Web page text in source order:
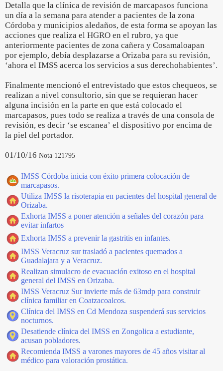
Detalla que la clínica de revisión de marcapasos funciona
un día a la semana para atender a pacientes de la zona
Córdoba y municipios aledaños, de esta forma se apoyan las
acciones que realiza el HGRO en el rubro, ya que
anteriormente pacientes de zona cañera y Cosamaloapan
por ejemplo, debía desplazarse a Orizaba para su revisión,
‘ahora el IMSS acerca los servicios a sus derechohabientes’.
Finalmente mencionó el entrevistado que estos chequeos, se
realizan a nivel consultorio, sin que se requieran hacer
alguna incisión en la parte en que está colocado el
marcapasos, pues todo se realiza a través de una consola de
revisión, es decir ‘se escanea’ el dispositivo por encima de
la piel del portador.
01/10/16 Nota 121795
IMSS Córdoba inicia con éxito primera colocación de
marcapasos.
Utiliza IMSS la risoterapia en pacientes del hospital general de
Orizaba.
Exhorta IMSS a poner atención a señales del corazón para
evitar infartos
Exhorta IMSS a prevenir la gastritis en infantes.
IMSS Veracruz sur trasladó a pacientes quemados a
Guadalajara y a Veracruz.
Realizan simulacro de evacuación exitoso en el hospital
general del IMSS en Orizaba.
IMSS Veracruz Sur invierte más de 63mdp para construir
clínica familiar en Coatzacoalcos.
Clínica del IMSS en Cd Mendoza suspenderá sus servicios
nocturnos.
Desatiende clínica del IMSS en Zongolica a estudiante,
acusan pobladores.
Recomienda IMSS a varones mayores de 45 años visitar al
médico para valoración prostática.